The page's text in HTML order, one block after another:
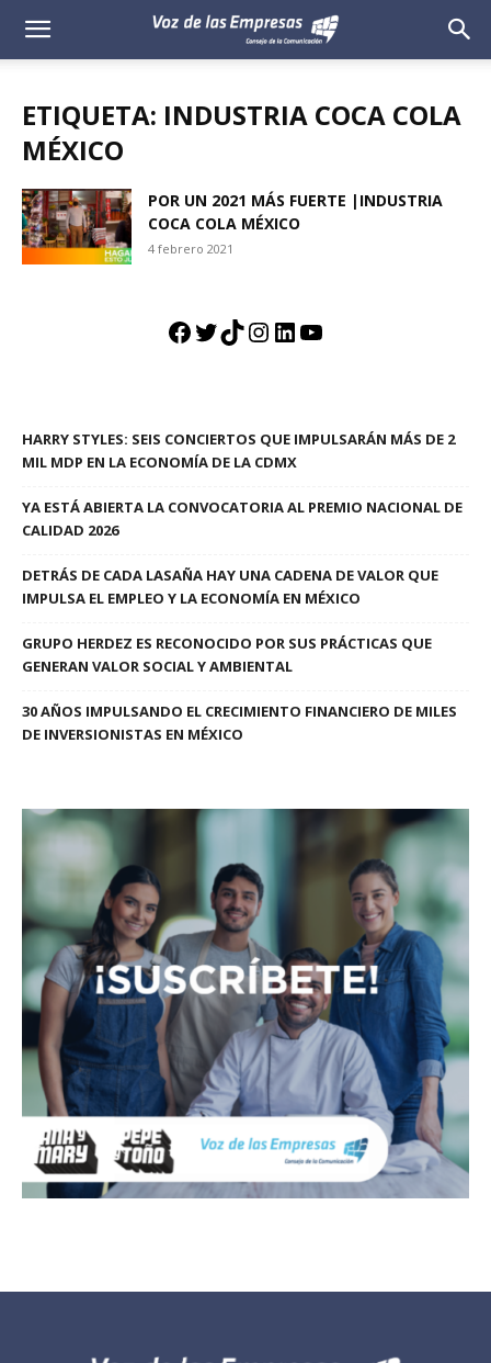
Voz
Empresas
ETIQUETA: INDUSTRIA COCA COLA
MÉXICO
POR UN 2021 MÁS FUERTE |INDUSTRIA
COCA COLA MÉXICO
4 febrero 2021
Facebook
Twitter
TikTok
Instagram
LinkedIn
YouTube
HARRY STYLES: SEIS CONCIERTOS QUE IMPULSARÁN MÁS DE 2
MIL MDP EN LA ECONOMÍA DE LA CDMX
YA ESTÁ ABIERTA LA CONVOCATORIA AL PREMIO NACIONAL DE
CALIDAD 2026
DETRÁS DE CADA LASAÑA HAY UNA CADENA DE VALOR QUE
IMPULSA EL EMPLEO Y LA ECONOMÍA EN MÉXICO
GRUPO HERDEZ ES RECONOCIDO POR SUS PRÁCTICAS QUE
GENERAN VALOR SOCIAL Y AMBIENTAL
30 AÑOS IMPULSANDO EL CRECIMIENTO FINANCIERO DE MILES
DE INVERSIONISTAS EN MÉXICO